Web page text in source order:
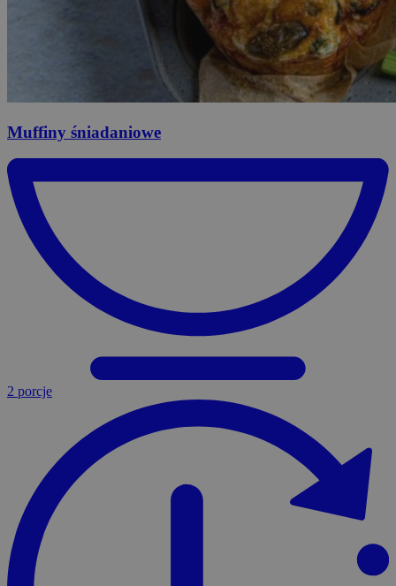
Muffiny śniadaniowe
2 porcje